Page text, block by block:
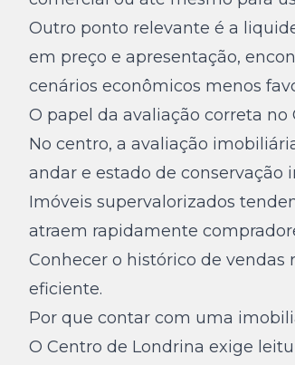
Outro ponto relevante é a
em preço e apresentação,
cenários econômicos menos
O papel da avaliação correta no
No centro, a avaliação
andar e estado de
Imóveis supervalorizados
atraem rapidamente
Conhecer o histórico de
eficiente.
Por que contar com uma
O Centro de Londrina exige